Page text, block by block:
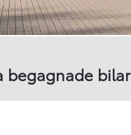
begagnade bilar